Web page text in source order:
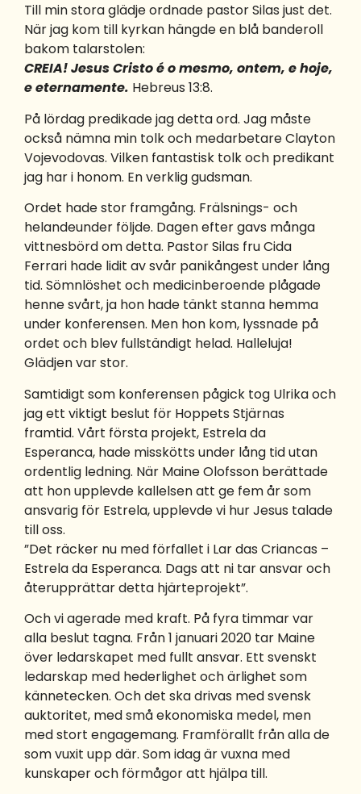
Till min stora glädje ordnade pastor Silas just det.
När jag kom till kyrkan hängde en blå banderoll
bakom talarstolen:
CREIA! Jesus Cristo é o mesmo, ontem, e hoje,
e eternamente. Hebreus 13:8.
På lördag predikade jag detta ord. Jag måste
också nämna min tolk och medarbetare Clayton
Vojevodovas. Vilken fantastisk tolk och predikant
jag har i honom. En verklig gudsman.
Ordet hade stor framgång. Frälsnings- och
helandeunder följde. Dagen efter gavs många
vittnesbörd om detta. Pastor Silas fru Cida
Ferrari hade lidit av svår panikångest under lång
tid. Sömnlöshet och medicinberoende plågade
henne svårt, ja hon hade tänkt stanna hemma
under konferensen. Men hon kom, lyssnade på
ordet och blev fullständigt helad. Halleluja!
Glädjen var stor.
Samtidigt som konferensen pågick tog Ulrika och
jag ett viktigt beslut för Hoppets Stjärnas
framtid. Vårt första projekt, Estrela da
Esperanca, hade misskötts under lång tid utan
ordentlig ledning. När Maine Olofsson berättade
att hon upplevde kallelsen att ge fem år som
ansvarig för Estrela, upplevde vi hur Jesus talade
till oss.
”Det räcker nu med förfallet i Lar das Criancas –
Estrela da Esperanca. Dags att ni tar ansvar och
återupprättar detta hjärteprojekt”.
Och vi agerade med kraft. På fyra timmar var
alla beslut tagna. Från 1 januari 2020 tar Maine
över ledarskapet med fullt ansvar. Ett svenskt
ledarskap med hederlighet och ärlighet som
kännetecken. Och det ska drivas med svensk
auktoritet, med små ekonomiska medel, men
med stort engagemang. Framförallt från alla de
som vuxit upp där. Som idag är vuxna med
kunskaper och förmågor att hjälpa till.